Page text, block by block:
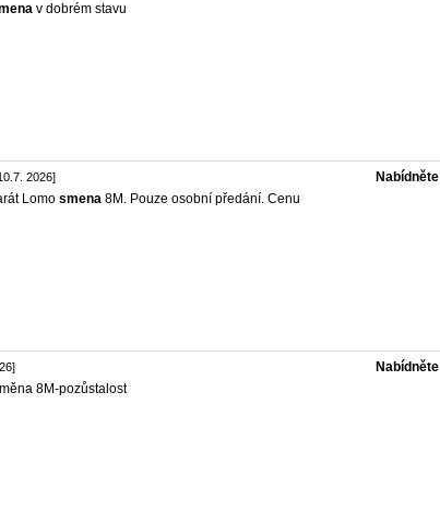
v dobrém stavu
2026]
Lomo smena 8M. Pouze osobní předání. Cenu
Nabídněte
8M-pozůstalost
Nabídněte